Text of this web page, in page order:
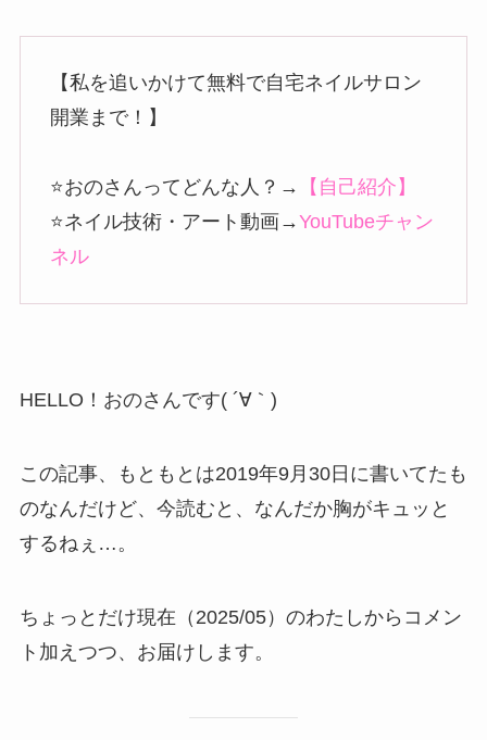
【私を追いかけて無料で自宅ネイルサロン
開業まで！】
⭐️おのさんってどんな人？→
【自己紹介】
⭐️ネイル技術・アート動画→YouTubeチャン
ネル
HELLO！おのさんです( ´∀｀)
この記事、もともとは2019年9月30日に書いてたも
のなんだけど、今読むと、なんだか胸がキュッと
するねぇ…。
ちょっとだけ現在（2025/05）のわたしからコメン
ト加えつつ、お届けします。